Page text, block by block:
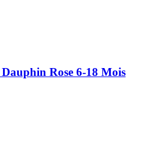
Rose 6-18 Mois